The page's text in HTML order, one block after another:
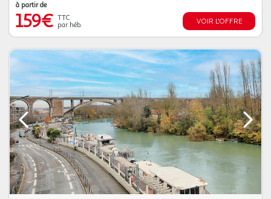
à partir de
159€ TTC
par héb.
VOIR L'OFFRE